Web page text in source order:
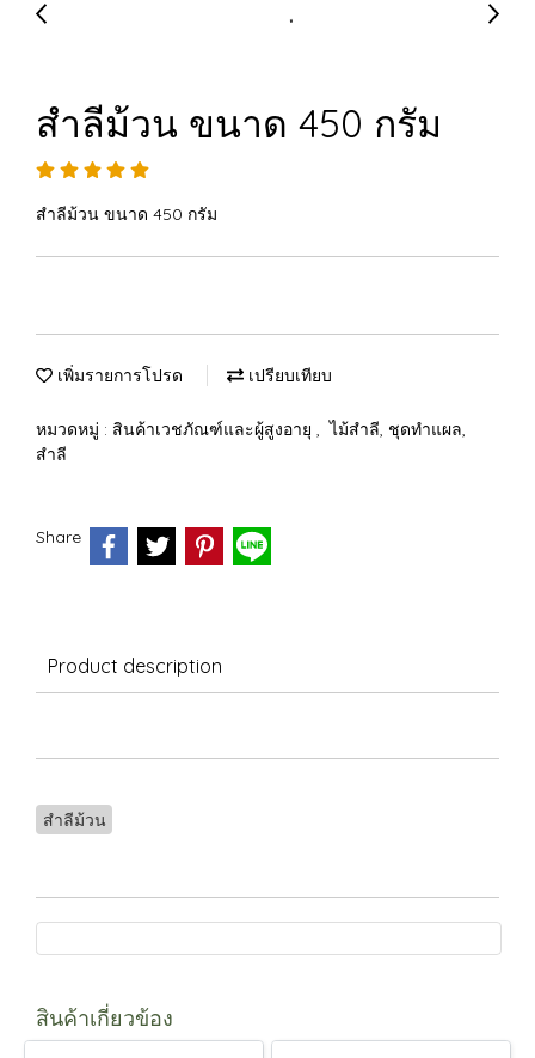
สำลีม้วน ขนาด 450 กรัม
สำลีม้วน ขนาด 450 กรัม
เพิ่มรายการโปรด เปรียบเทียบ
หมวดหมู่ : สินค้าเวชภัณฑ์และผู้สูงอายุ , ไม้สำลี, ชุดทำแผล,
สำลี
Share
Product description
สำลีม้วน
สินค้าเกี่ยวข้อง